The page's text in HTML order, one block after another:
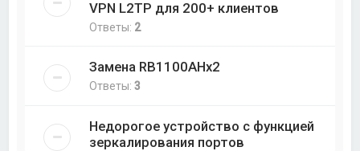
VPN L2TP для 200+ клиентов
Ответы: 2
Замена RB1100AHx2
Ответы:3
Недорогое устройство с функцией
зеркалирования портов